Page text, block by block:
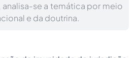
analisa-se a temática por meio
e da doutrina.